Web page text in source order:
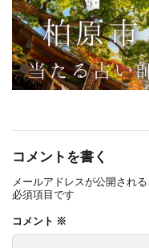
コメントを書く
メールアドレスが公開される
必須項目です
コメント ※